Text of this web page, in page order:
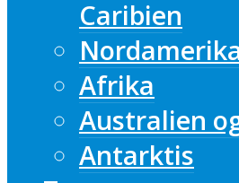
Caribien
Afrika
Australien
Antarktis